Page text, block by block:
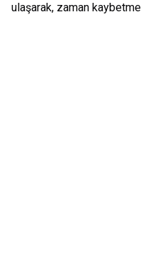
ulaşarak, zaman